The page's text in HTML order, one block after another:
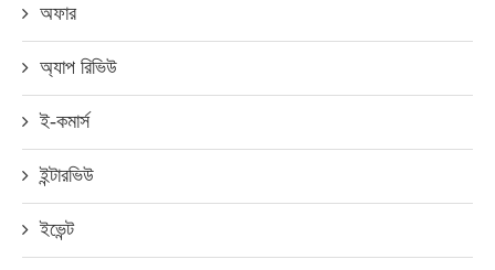
অফার
অ্যাপ রিভিউ
ই-কমার্স
ইন্টারভিউ
ইভেন্ট